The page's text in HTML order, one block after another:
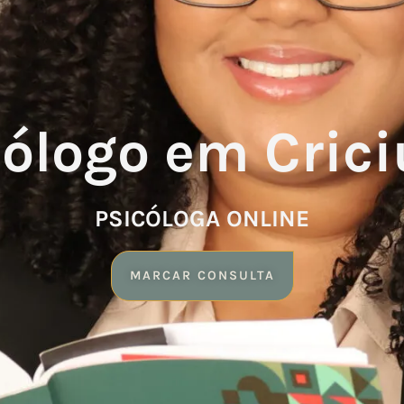
em
PSICÓLOGA ONLINE
MARCAR CONSULTA